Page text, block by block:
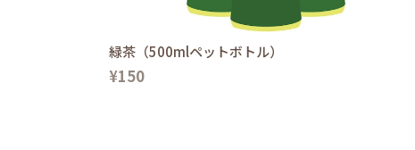
緑茶（500mlペットボトル）
¥150